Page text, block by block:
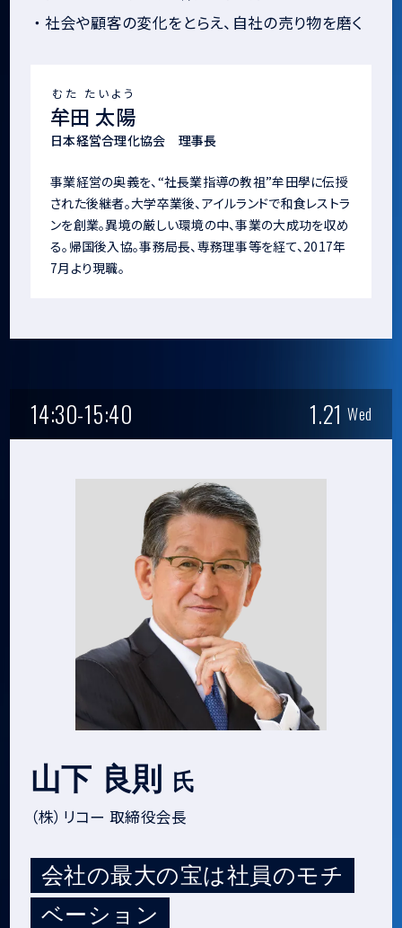
・ 社会や顧客の変化をとらえ、自社の売り物を磨く
牟田 太陽
むた たいよう
日本経営合理化協会 理事長
事業経営の奥義を、“社長業指導の教祖”牟田學に伝授
された後継者。大学卒業後、アイルランドで和食レストラ
ンを創業。異境の厳しい環境の中、事業の大成功を収め
る。帰国後入協。事務局長、専務理事等を経て、2017年
7月より現職。
14:30-15:40 1.21 Wed
山下 良則 氏
（株）リコー 取締役会長
会社の最大の宝は社員のモチ
ベーション